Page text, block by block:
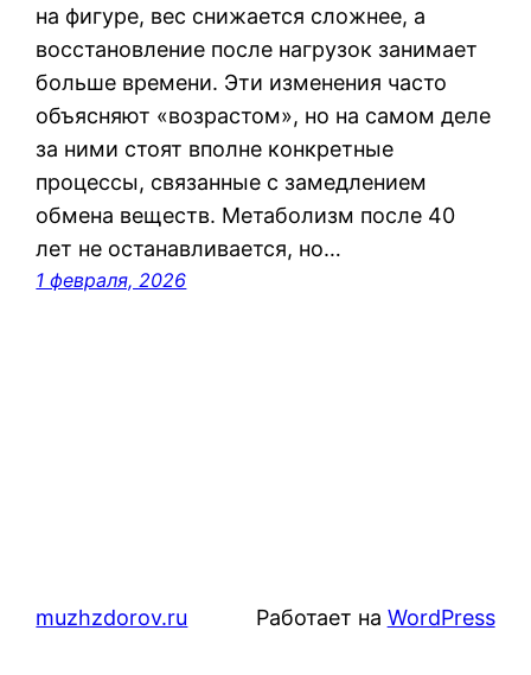
на фигуре, вес снижается сложнее, а
восстановление после нагрузок занимает
больше времени. Эти изменения часто
объясняют «возрастом», но на самом деле
за ними стоят вполне конкретные
процессы, связанные с замедлением
обмена веществ. Метаболизм после 40
лет не останавливается, но…
1 февраля, 2026
muzhzdorov.ru Работает на WordPress